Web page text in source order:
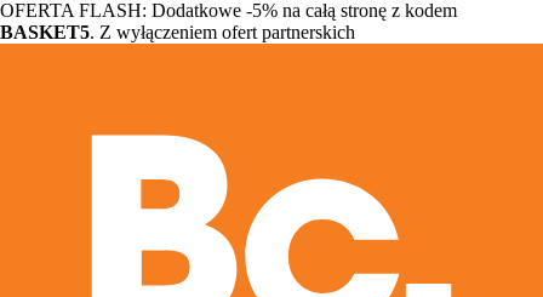
OFERTA FLASH: Dodatkowe -5% na całą stronę z kodem
BASKET5. Z wyłączeniem ofert partnerskich